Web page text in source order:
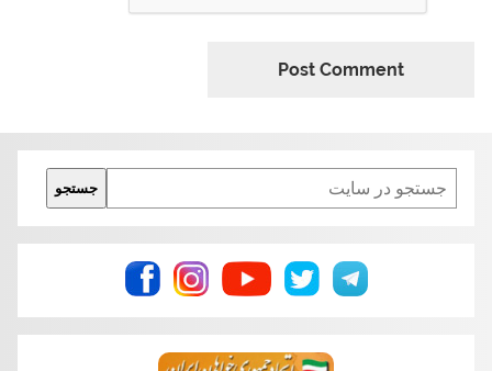
Search
جستجو